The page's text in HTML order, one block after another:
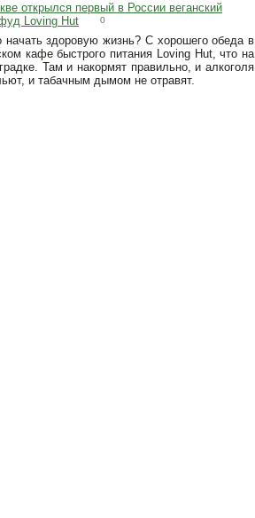
открылся первый в России веганский
Loving Hut
0
начать здоровую жизнь? С хорошего обеда в
кафе быстрого питания Loving Hut, что на
Там и накормят правильно, и алкоголя
и табачным дымом не отравят.